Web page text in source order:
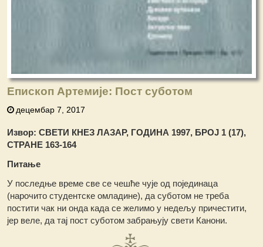
Епископ Артемије: Пост суботом
децембар 7, 2017
Извор: СВЕТИ КНЕЗ ЛАЗАР, ГОДИНА 1997, БРОЈ 1 (17),
СТРАНЕ 163-164
Питање
У последње време све се чешће чује од појединаца
(нарочито студентске омладине), да суботом не треба
постити чак ни онда када се желимо у недељу причестити,
јер веле, да тај пост суботом забрањују свети Канони.